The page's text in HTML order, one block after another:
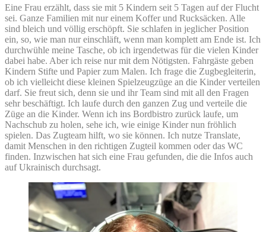
Eine Frau erzählt, dass sie mit 5 Kindern seit 5 Tagen auf der Flucht
sei. Ganze Familien mit nur einem Koffer und Rucksäcken. Alle
sind bleich und völlig erschöpft. Sie schlafen in jeglicher Position
ein, so, wie man nur einschläft, wenn man komplett am Ende ist. Ich
durchwühle meine Tasche, ob ich irgendetwas für die vielen Kinder
dabei habe. Aber ich reise nur mit dem Nötigsten. Fahrgäste geben
Kindern Stifte und Papier zum Malen. Ich frage die Zugbegleiterin,
ob ich vielleicht diese kleinen Spielzeugzüge an die Kinder verteilen
darf. Sie freut sich, denn sie und ihr Team sind mit all den Fragen
sehr beschäftigt. Ich laufe durch den ganzen Zug und verteile die
Züge an die Kinder. Wenn ich ins Bordbistro zurück laufe, um
Nachschub zu holen, sehe ich, wie einige Kinder nun fröhlich
spielen. Das Zugteam hilft, wo sie können. Ich nutze Translate,
damit Menschen in den richtigen Zugteil kommen oder das WC
finden. Inzwischen hat sich eine Frau gefunden, die die Infos auch
auf Ukrainisch durchsagt.